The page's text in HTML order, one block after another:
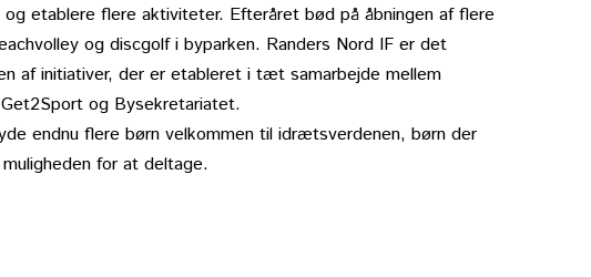
og etablere flere aktiviteter. Efteråret bød på åbningen af flere
og discgolf i byparken. Randers Nord IF er det
af initiativer, der er etableret i tæt samarbejde mellem
og Bysekretariatet.
endnu flere børn velkommen til idrætsverdenen, børn der
for at deltage.